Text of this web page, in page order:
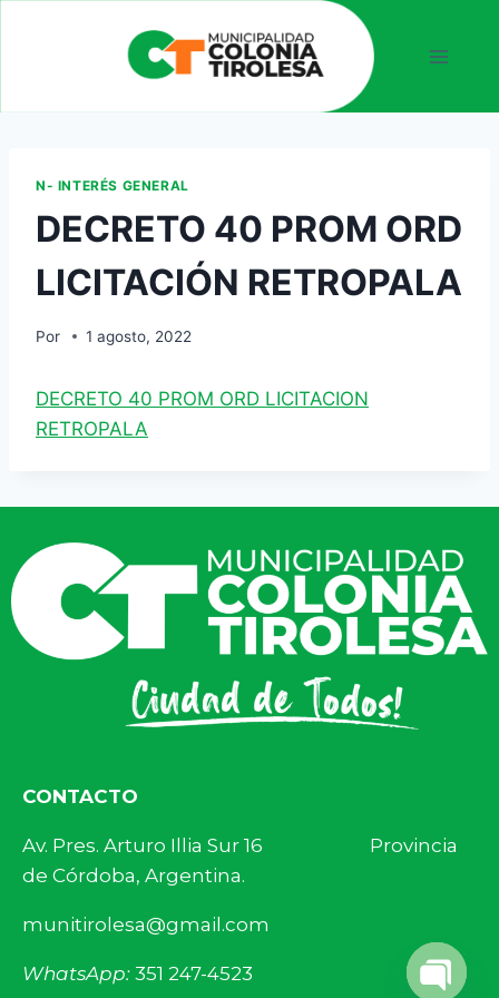
N- INTERÉS GENERAL
DECRETO 40 PROM ORD
LICITACIÓN RETROPALA
Por 1 agosto, 2022
DECRETO 40 PROM ORD LICITACION
RETROPALA
CONTACTO
Av. Pres. Arturo Illia Sur 16 Provincia
de Córdoba, Argentina.
munitirolesa@gmail.com
WhatsApp: 351 247-4523